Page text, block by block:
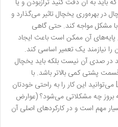
به آن دقت کنید ترازبودن و یا
در بهره‌وری یخچال تاثیر می‌گذارد و
مشکل مواجه کند. حتی گاهی
آن ممکن است باعث ایجاد
نیازمند یک تعمیر اساسی کند.
در صدی آن نیست بلکه باید یخچال
پشتی کمی بالاتر باشد. با
فراگرفتن آموزش تراز کردن یخچال LG می‌توانید این کار را به راحتی خودتان
بروز چه مشکلاتی می‌شود؟ (عوارض
مهم است و در کارکردهای اصلی آن